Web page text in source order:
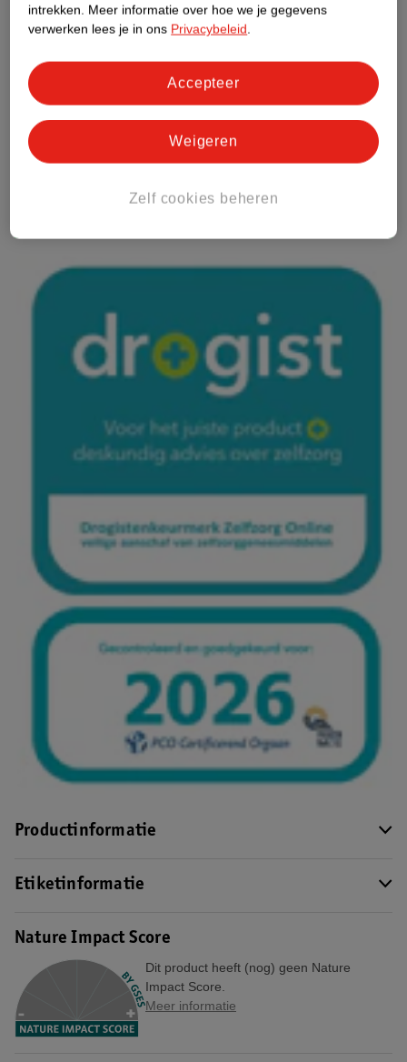
Productinformatie
Etiketinformatie
Nature Impact Score
Dit product heeft (nog) geen Nature
Impact Score.
Meer informatie
intrekken. Meer informatie over hoe we je gegevens
verwerken lees je in ons Privacybeleid.
Zelf cookies beheren
Weigeren
Accepteer